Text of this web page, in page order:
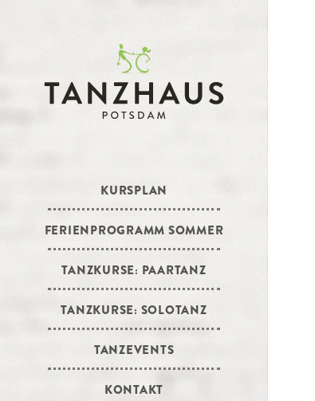
KURSPLAN
FERIENPROGRAMM SOMMER
TANZKURSE: PAARTANZ
TANZKURSE: SOLOTANZ
TANZEVENTS
KONTAKT